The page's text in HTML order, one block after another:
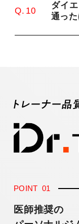
Q. 10
ダイ
通っ
POINT01
医師推奨の